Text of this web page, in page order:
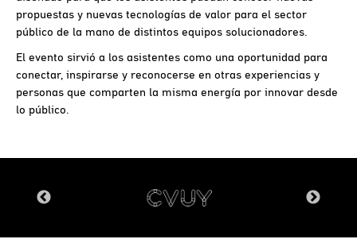
propuestas y nuevas tecnologías de valor para el sector
público de la mano de distintos equipos solucionadores.
El evento sirvió a los asistentes como una oportunidad para
conectar, inspirarse y reconocerse en otras experiencias y
personas que comparten la misma energía por innovar desde
lo público.